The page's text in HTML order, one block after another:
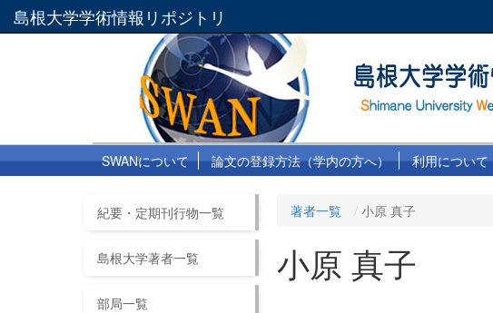
島根大学学術情報リポジトリ
SWANについて 論文の登録方法（学内の方へ） 利用について
紀要・定期刊行物一覧
島根大学著者一覧
部局一覧
著者一覧 小原 真子
小原 真子